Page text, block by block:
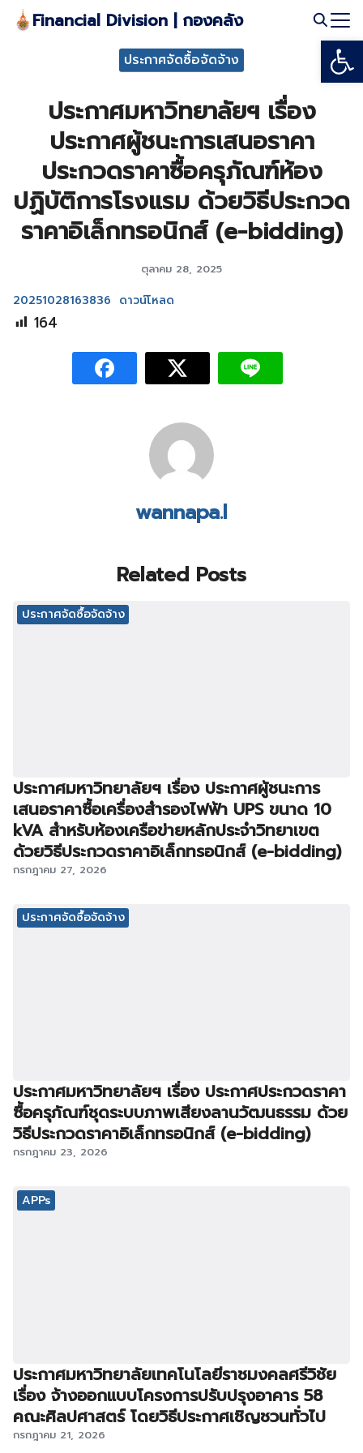
Skip Financial Division | กองคลัง
ประกาศจัดซื้อจัดจ้าง
ประกาศมหาวิทยาลัยฯ เรื่อง
ประกาศผู้ชนะการเสนอราคา
ประกวดราคาซื้อครุภัณฑ์ห้อง
ปฏิบัติการโรงแรม ด้วยวิธีประกวด
ราคาอิเล็กทรอนิกส์ (e-bidding)
ตุลาคม 28, 2025
20251028163836 ดาวน์โหลด
164
wannapa.l
Related Posts
ประกาศจัดซื้อจัดจ้าง
ประกาศมหาวิทยาลัยฯ เรื่อง ประกาศผู้ชนะการ
เสนอราคาซื้อเครื่องสำรองไฟฟ้า UPS ขนาด 10
kVA สำหรับห้องเครือข่ายหลักประจำวิทยาเขต
ด้วยวิธีประกวดราคาอิเล็กทรอนิกส์ (e-bidding)
กรกฎาคม 27, 2026
ประกาศจัดซื้อจัดจ้าง
ประกาศมหาวิทยาลัยฯ เรื่อง ประกาศประกวดราคา
ซื้อครุภัณฑ์ชุดระบบภาพเสียงลานวัฒนธรรม ด้วย
วิธีประกวดราคาอิเล็กทรอนิกส์ (e-bidding)
กรกฎาคม 23, 2026
APPs
ประกาศมหาวิทยาลัยเทคโนโลยีราชมงคลศรีวิชัย
เรื่อง จ้างออกแบบโครงการปรับปรุงอาคาร 58
คณะศิลปศาสตร์ โดยวิธีประกาศเชิญชวนทั่วไป
กรกฎาคม 21, 2026